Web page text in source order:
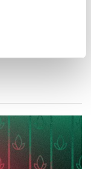
wycofaniem
4.